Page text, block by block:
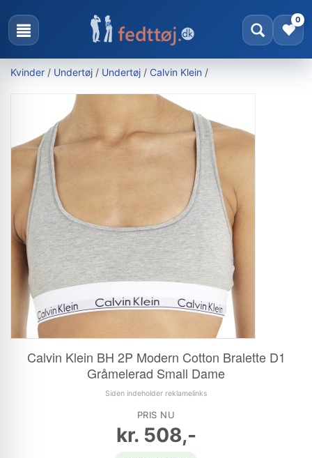
0
Kvinder / Undertøj / Undertøj / Calvin Klein /
Calvin Klein BH 2P Modern Cotton Bralette D1
Gråmelerad Small Dame
Siden indeholder reklamelinks
PRIS NU
kr.508,-